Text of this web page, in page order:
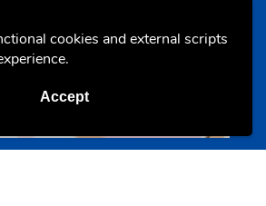
cookies and external scripts
Accept
pour jeunes